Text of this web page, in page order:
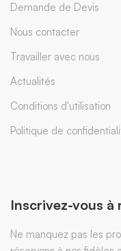
Demande de Devis
Nous contacter
Travailler avec nous
Actualités
Conditions d'utilisation
Politique de
Inscrivez-vous
Ne manquez pas les